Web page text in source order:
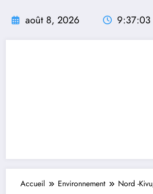
août 8, 2026 9:37:04
Accueil Environnement Nord -